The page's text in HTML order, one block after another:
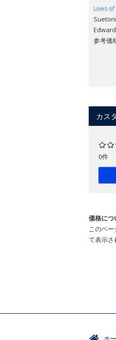
Lives
参考価
カス
0件
価格につ
このペ
て表示さ